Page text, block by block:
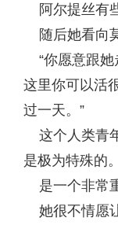
阿尔提丝有
随后她看向
“你愿意跟她
这里你可以活
过一天。”
这个人类青
是极为特殊的。
是一个非常
她很不情愿